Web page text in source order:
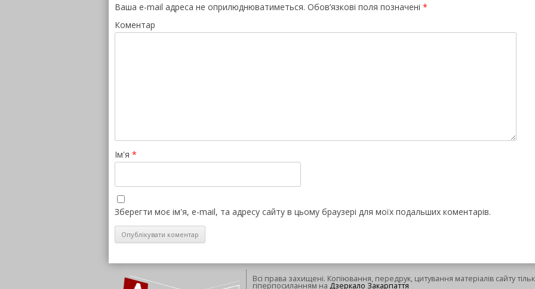
Ваша e-mail адреса не оприлюднюватиметься. Обов’язкові поля позначені *
Коментар
Ім'я *
Зберегти моє ім'я, e-mail, та адресу сайту в цьому браузері для моїх подальших коментарів.
Всі права захищені. Копіювання, передрук, цитування матеріалів сайту
гіперпосиланням на Дзеркало Закарпаття